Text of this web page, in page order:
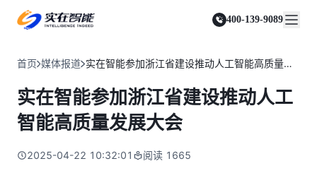
400-139-9089
人人都会用的智能体
智能文档审阅平台
实在 RPA 机器人
可靠的机器人终端
实在 RPA 控制器
强大的智能中枢
全面支持国产信创生态
通信运营商
零售电商
跨境电商
能源及制造业
金融
运营商
客服坐席 | 自动跟单 | 系统运维 | 智能审核
店铺运营 | 私域运营 | 数据运营 | 仓储管理
资源与支持
实在学院
智能体市场
合作伙伴
客户支持
关于实在
媒体报道
视频动态
加入我们
首页 媒体报道 实在智能参加浙江省建设推动人工智能高质量发展大会
实在智能参加浙江省建设推动人工
智能高质量发展大会
2025-04-22 10:32:01 阅读 1665